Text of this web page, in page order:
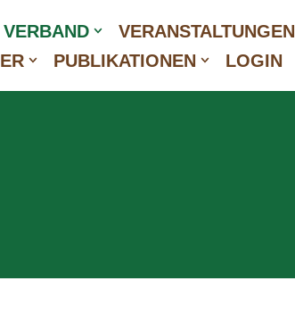
VERBAND VERANSTALTUNGEN
PUBLIKATIONEN LOGIN